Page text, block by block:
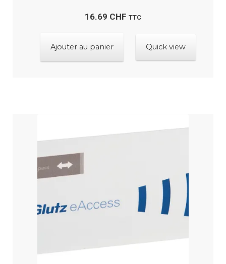
16.69 CHF TTC
Ajouter au panier Quick view